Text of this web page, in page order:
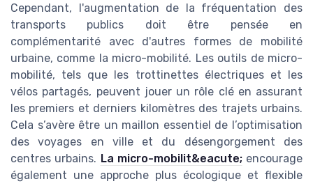
Cependant, l'augmentation de la fréquentation des
transports publics doit être pensée en
complémentarité avec d'autres formes de mobilité
urbaine, comme la micro-mobilité. Les outils de micro-
mobilité, tels que les trottinettes électriques et les
vélos partagés, peuvent jouer un rôle clé en assurant
les premiers et derniers kilomètres des trajets urbains.
Cela s’avère être un maillon essentiel de l’optimisation
des voyages en ville et du désengorgement des
centres urbains. La micro-mobilit&eacute;encourage
également une approche plus écologique et flexible